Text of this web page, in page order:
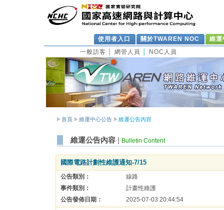
使用者入口 關於TWAREN NOC
維運
一般訪客
│網管人員 NOC人員
首頁 維運中心公告 維運公告內容
維運公告內容 | Bulletin Content
國際電路計劃性維護通知-7/15
公告類別：
線路
事件類別：
計畫性維護
公告發佈日期：
2025-07-03 20:44:54